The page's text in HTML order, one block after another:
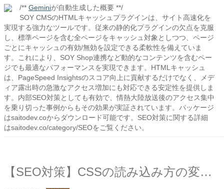
/** Geminiが自動生成した概要 **/
SOY CMSのHTMLキャッシュプラグインは、サイト高速化を
実現する強力なツールです。従来の静的化プラグインの欠点を克服
し、標準ページを含む全ページをキャッシュ対象としつつ、ページ
ごとにキャッシュの有効/無効を設定できる柔軟性を備えていま
す。これにより、SOY Shop連携など動的なコンテンツを含むペー
ジでも最適なパフォーマンスを実現できます。HTMLキャッシュ
は、PageSpeed Insightsのスコア向上に貢献するだけでなく、メデ
ィア露出時の急激なアクセス増加にも対応できる安定性を提供しま
す。内部SEO対策としても有効で、情熱大陸放送後のアクセス集中
を乗り切った事例からもその効果が実証されています。パッケージ
はsaitodev.coからダウンロード可能です。SEO対策に関する詳細
はsaitodev.co/category/SEOをご覧ください。
【SEO対策】CSSの読み込み方の変更で高速化